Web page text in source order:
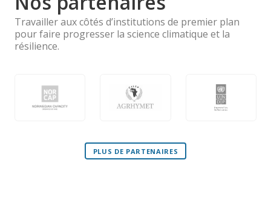
Travailler aux côtés d’institutions de premier plan
pour faire progresser la science climatique et la
résilience.
PLUS DE PARTENAIRES